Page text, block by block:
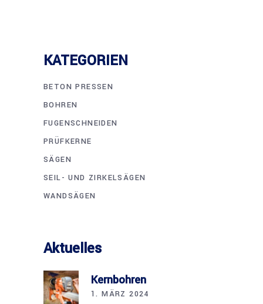
KATEGORIEN
BETON PRESSEN
BOHREN
FUGENSCHNEIDEN
PRÜFKERNE
SÄGEN
SEIL- UND ZIRKELSÄGEN
WANDSÄGEN
Aktuelles
Kernbohren
1. MÄRZ 2024